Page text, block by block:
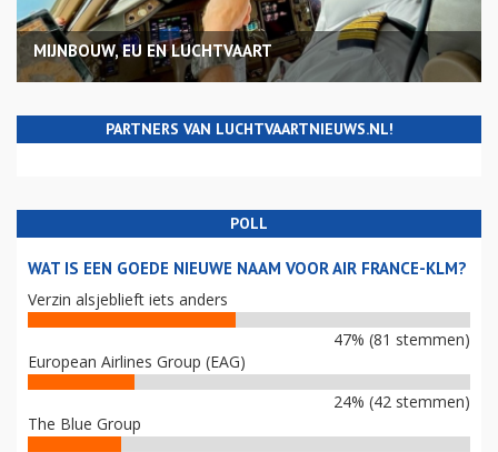
MIJNBOUW, EU EN LUCHTVAART
PARTNERS VAN LUCHTVAARTNIEUWS.NL!
POLL
WAT IS EEN GOEDE NIEUWE NAAM VOOR AIR FRANCE-KLM?
Verzin alsjeblieft iets anders
47% (81 stemmen)
European Airlines Group (EAG)
24% (42 stemmen)
The Blue Group